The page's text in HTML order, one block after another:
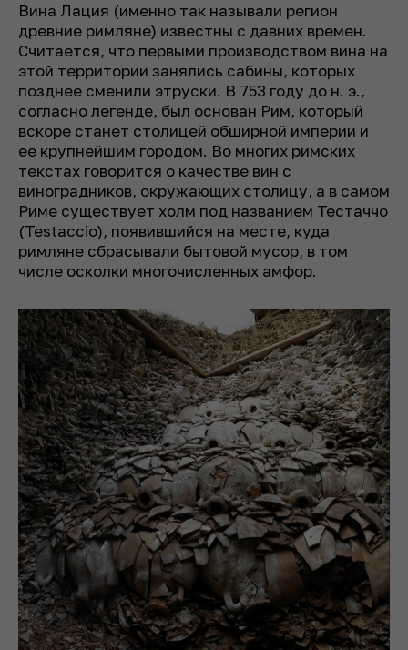
Вина Лация (именно так называли регион
древние римляне) известны с давних времен.
Считается, что первыми производством вина на
этой территории занялись сабины, которых
позднее сменили этруски. В 753 году до н. э.,
согласно легенде, был основан Рим, который
вскоре станет столицей обширной империи и
ее крупнейшим городом. Во многих римских
текстах говорится о качестве вин с
виноградников, окружающих столицу, а в самом
Риме существует холм под названием Тестаччо
(Testaccio), появившийся на месте, куда
римляне сбрасывали бытовой мусор, в том
числе осколки многочисленных амфор.